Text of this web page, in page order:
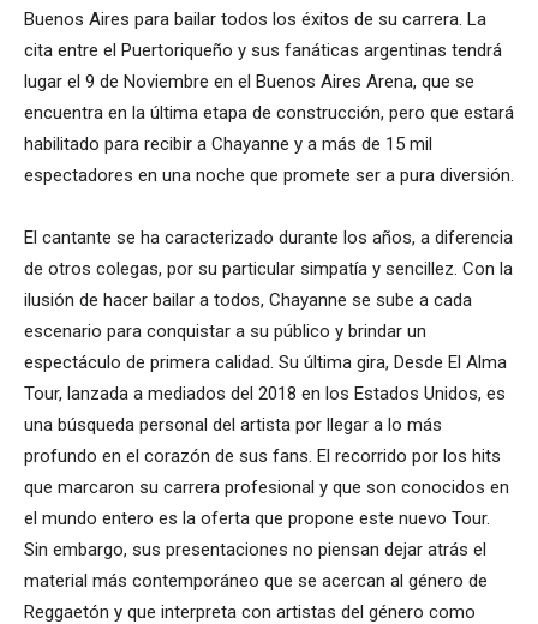
Buenos Aires para bailar todos los éxitos de su carrera. La
cita entre el Puertoriqueño y sus fanáticas argentinas tendrá
lugar el 9 de Noviembre en el Buenos Aires Arena, que se
encuentra en la última etapa de construcción, pero que estará
habilitado para recibir a Chayanne y a más de 15 mil
espectadores en una noche que promete ser a pura diversión.
El cantante se ha caracterizado durante los años, a diferencia
de otros colegas, por su particular simpatía y sencillez. Con la
ilusión de hacer bailar a todos, Chayanne se sube a cada
escenario para conquistar a su público y brindar un
espectáculo de primera calidad. Su última gira, Desde El Alma
Tour, lanzada a mediados del 2018 en los Estados Unidos, es
una búsqueda personal del artista por llegar a lo más
profundo en el corazón de sus fans. El recorrido por los hits
que marcaron su carrera profesional y que son conocidos en
el mundo entero es la oferta que propone este nuevo Tour.
Sin embargo, sus presentaciones no piensan dejar atrás el
material más contemporáneo que se acercan al género de
Reggaetón y que interpreta con artistas del género como